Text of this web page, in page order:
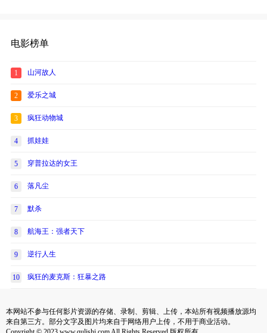
电影榜单
1 山河故人
2 爱乐之城
3 疯狂动物城
4 抓娃娃
5 穿普拉达的女王
6 落凡尘
7 默杀
8 航海王：强者天下
9 逆行人生
10 疯狂的麦克斯：狂暴之路
本网站不参与任何影片资源的存储、录制、剪辑、上传，本站所有视频播放源均
来自第三方。部分文字及图片均来自于网络用户上传，不用于商业活动。